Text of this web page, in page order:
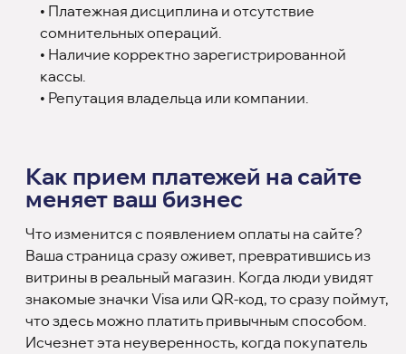
• Платежная дисциплина и отсутствие
сомнительных операций.
• Наличие корректно зарегистрированной
кассы.
• Репутация владельца или компании.
Как прием платежей на сайте
меняет ваш бизнес
Что изменится с появлением оплаты на сайте?
Ваша страница сразу оживет, превратившись из
витрины в реальный магазин. Когда люди увидят
знакомые значки Visa или QR-код, то сразу поймут,
что здесь можно платить привычным способом.
Исчезнет эта неуверенность, когда покупатель